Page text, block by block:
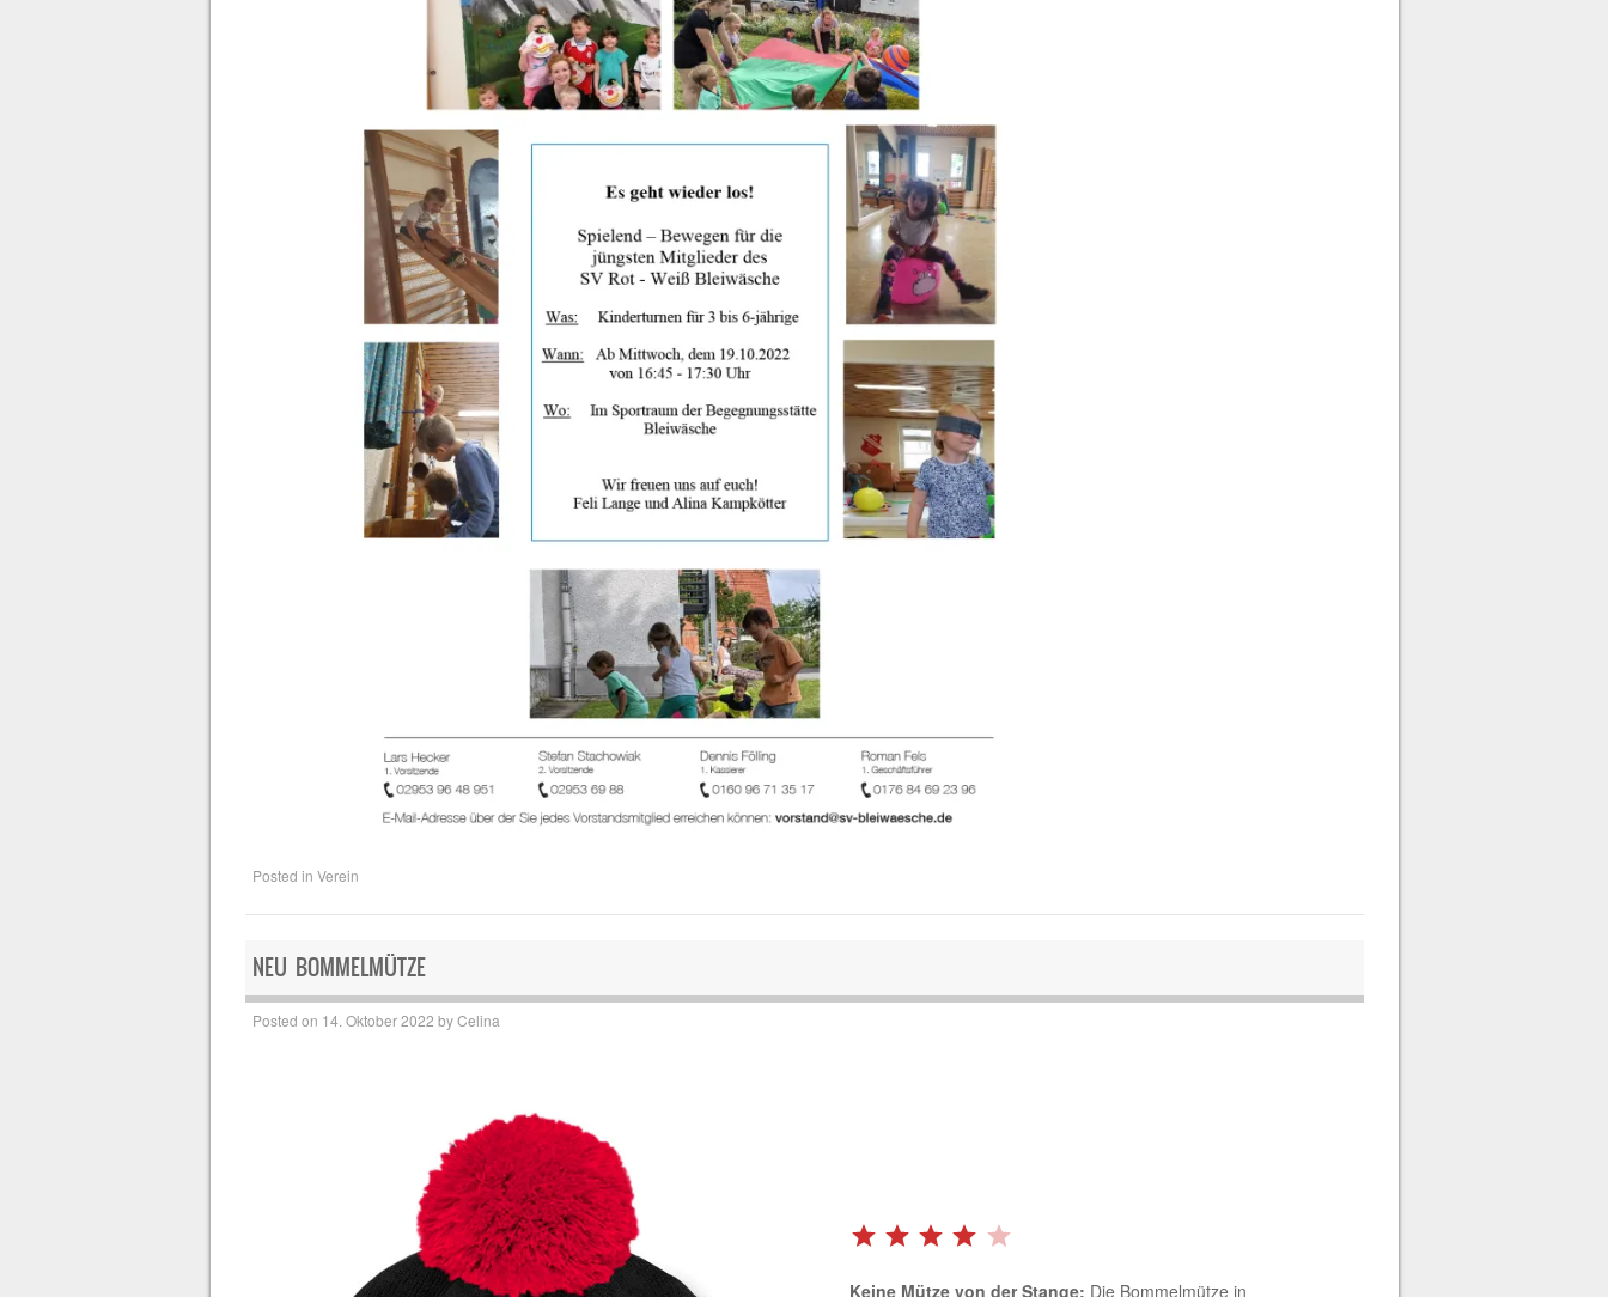
Posted inVerein
NEU BOMMELMÜTZE
Posted on 14. Oktober 2022 byCelina
Keine Mütze von der Stange: Die Bommelmütze in